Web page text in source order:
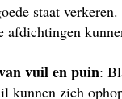
staat
afdichtingen
vuil en puin:
kunnen zich